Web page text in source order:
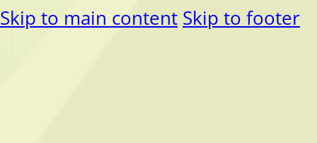
Skip to main content Skip to footer